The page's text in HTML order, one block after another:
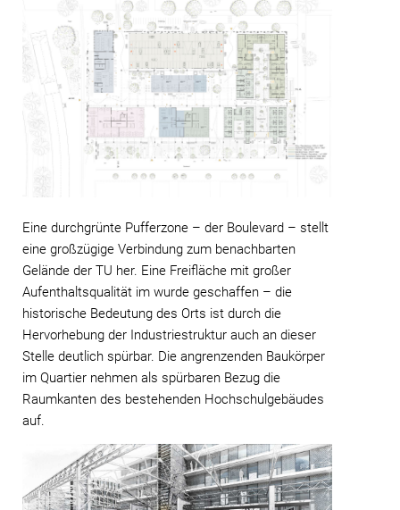
Eine durchgrünte Pufferzone – der Boulevard – stellt
eine großzügige Verbindung zum benachbarten
Gelände der TU her. Eine Freifläche mit großer
Aufenthaltsqualität im wurde geschaffen – die
historische Bedeutung des Orts ist durch die
Hervorhebung der Industriestruktur auch an dieser
Stelle deutlich spürbar. Die angrenzenden Baukörper
im Quartier nehmen als spürbaren Bezug die
Raumkanten des bestehenden Hochschulgebäudes
auf.